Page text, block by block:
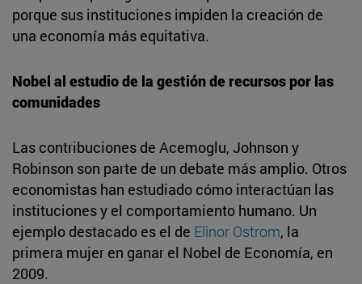
porque sus instituciones impiden la creación de
una economía más equitativa.
Nobel al estudio de la gestión de recursos por las
comunidades
Las contribuciones de Acemoglu, Johnson y
Robinson son parte de un debate más amplio. Otros
economistas han estudiado cómo interactúan las
instituciones y el comportamiento humano. Un
ejemplo destacado es el de Elinor Ostrom, la
primera mujer en ganar el Nobel de Economía, en
2009.